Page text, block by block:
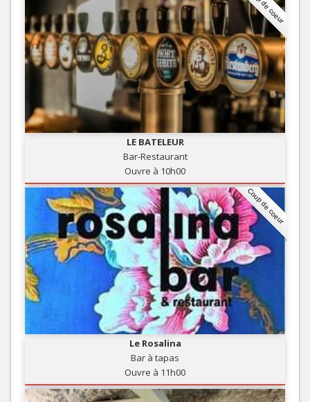
LE BATELEUR
Bar-Restaurant
Ouvre à 10h00
Coup de coeur
Le Rosalina
Bar à tapas
Ouvre à 11h00